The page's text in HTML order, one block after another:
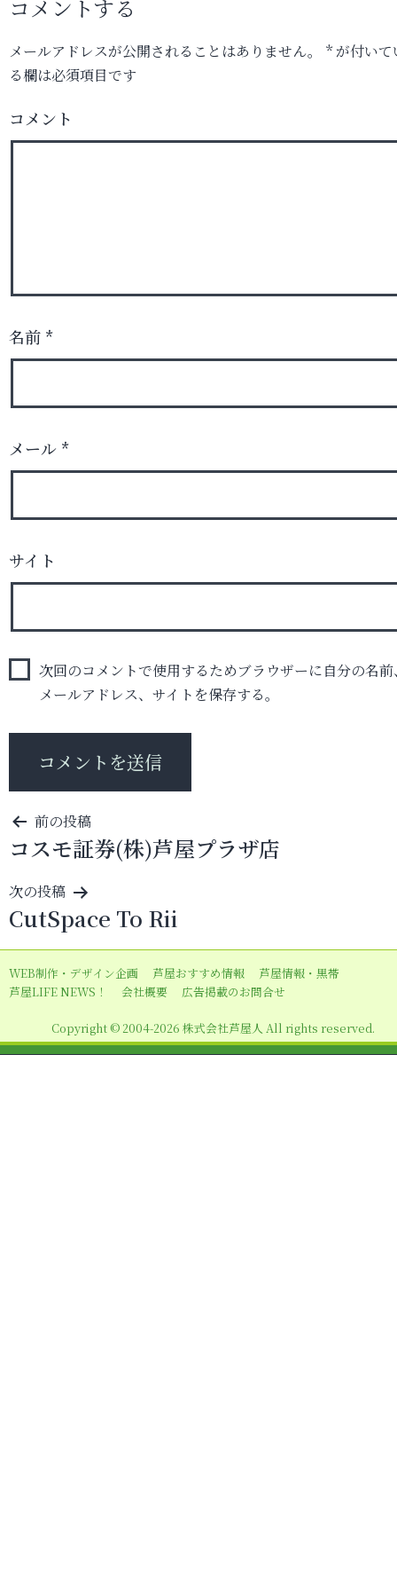
コメントする
メールアドレスが公開されることはありません。 *が付いて
る欄は必須項目です
コメント
名前 *
メール *
サイト
次回のコメントで使用するためブラウザーに自分の名前
メールアドレス、サイトを保存する。
投
稿
ナ
ビ
ゲ
ー
シ
ン
前の投稿
コスモ証券(株)芦屋プラザ店
次の投稿
CutSpace To Rii
WEB制作・デザイン企画 芦屋おすすめ情報
芦屋情報・黒帯
芦屋LIFE NEWS！
会社概要 広告掲載のお問合せ
Copyright © 2004-2026 株式会社芦屋人 All rights reserved.